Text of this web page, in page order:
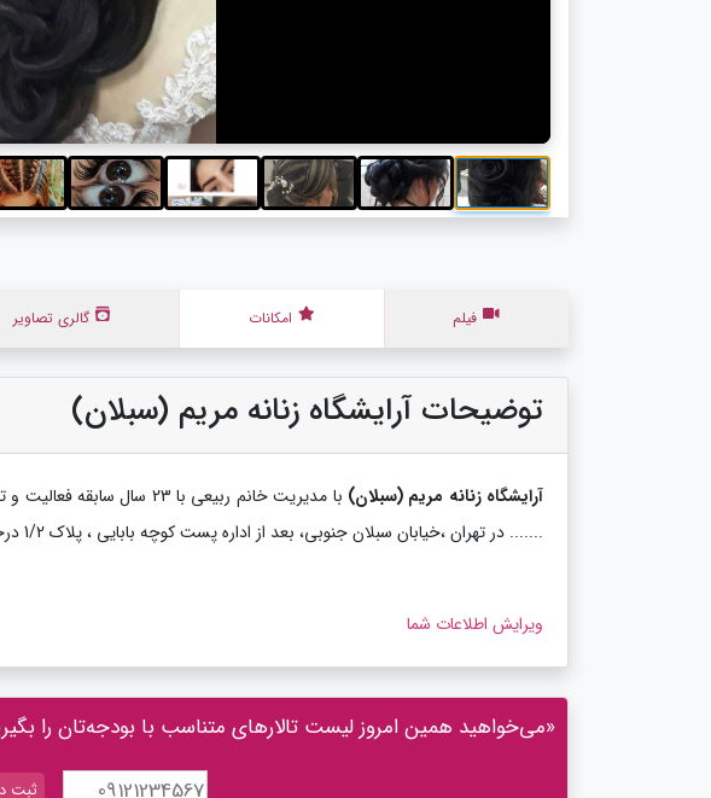
فیلم امکانات گالری تصاویر
توضیحات آرایشگاه زنانه مریم (سبلان)
آرایشگاه زنانه مریم (سبلان)
با مدیریت خانم ربیعی با
....... در تهران ،خیابان سبلان جنوبی، بعد از اداره پست کوچه بابایی ، پلاک 1/2 درخدمت شما عزیزان می باشد .
ویرایش اطلاعات شما
«می‌خواهید همین امروز لیست تالارهای متناسب با بودجه‌تان را